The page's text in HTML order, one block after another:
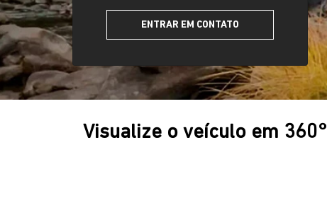
ENTRAR EM CONTATO
Visualize o veículo em 360°